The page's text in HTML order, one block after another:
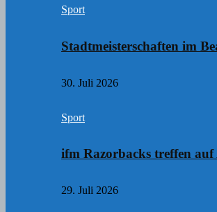
Sport
Stadtmeisterschaften im
30. Juli 2026
Sport
ifm Razorbacks treffen auf
29. Juli 2026